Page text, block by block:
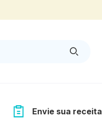
Envie sua receita